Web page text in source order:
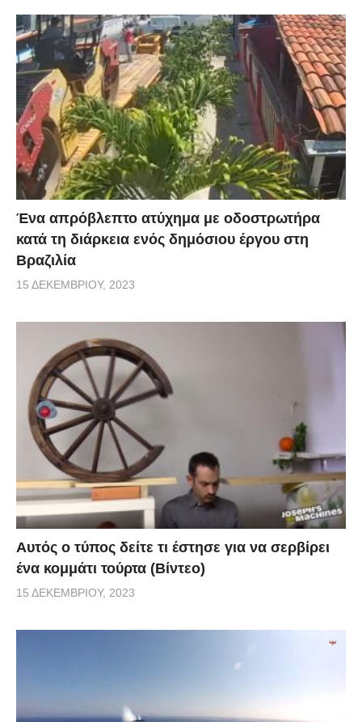
Ένα απρόβλεπτο ατύχημα με οδοστρωτήρα
κατά τη διάρκεια ενός δημόσιου έργου στη
Βραζιλία
15 ΔΕΚΕΜΒΡΊΟΥ, 2023
Αυτός ο τύπος δείτε τι έστησε για να σερβίρει
ένα κομμάτι τούρτα (Βίντεο)
15 ΔΕΚΕΜΒΡΊΟΥ, 2023